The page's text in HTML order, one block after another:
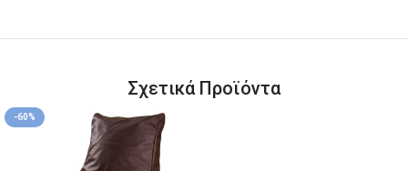
Σχετικά Προϊόντα
-60%